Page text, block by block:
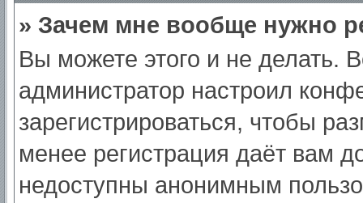
» Зачем мне вообще нужно
Вы можете этого и не делать.
администратор настроил
зарегистрироваться, чтобы
менее регистрация даёт вам
недоступны анонимным